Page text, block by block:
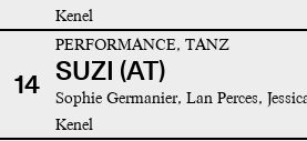
Kenel
14
PERFORMANCE, TANZ
SUZI (AT)
Sophie Germanier, Lan Perces,
Kenel